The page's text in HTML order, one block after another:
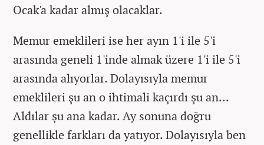
Ocak'a kadar almış olacaklar.
Memur emeklileri ise her ayın 1'i ile 5'i
arasında geneli 1'inde almak üzere 1'i ile 5'i
arasında alıyorlar. Dolayısıyla memur
emeklileri şu an o ihtimali kaçırdı şu an...
Aldılar şu ana kadar. Ay sonuna doğru
genellikle farkları da yatıyor. Dolayısıyla ben